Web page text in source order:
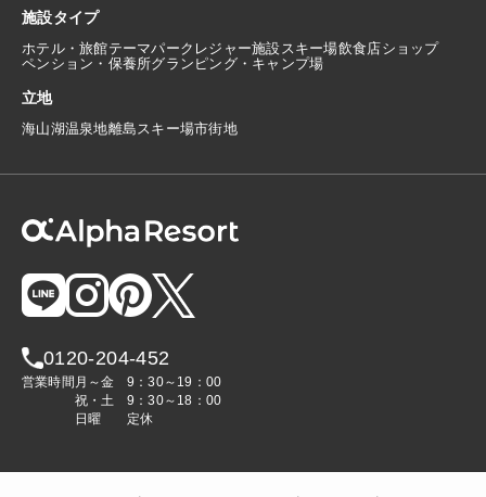
施設タイプ
ホテル・旅館テーマパーク レジャー施設スキー場飲食店ショップ
ペンション・保養所グランピング・キャンプ場
立地
海山湖温泉地離島スキー場市街地
0120-204-452
営業時間 月～金
9：30～19：00
祝・土
9：30～18：00
日曜
定休